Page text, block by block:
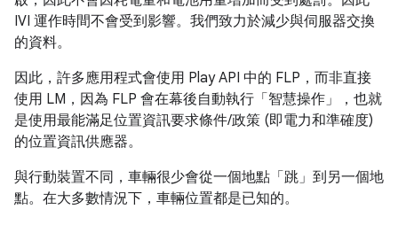
IVI 運作時間不會受到影響。我們致力於減少與伺服器交換
的資料。
因此，許多應用程式會使用 Play API 中的 FLP，而非直接
使用 LM，因為 FLP 會在幕後自動執行「智慧操作」
，也就
是使用最能滿足位置資訊要求條件/政策 (即電力和準確度)
的位置資訊供應器。
與行動裝置不同，車輛很少會從一個地點「跳」到另一個地
點。 在大多數情況下，車輛位置都是已知的。